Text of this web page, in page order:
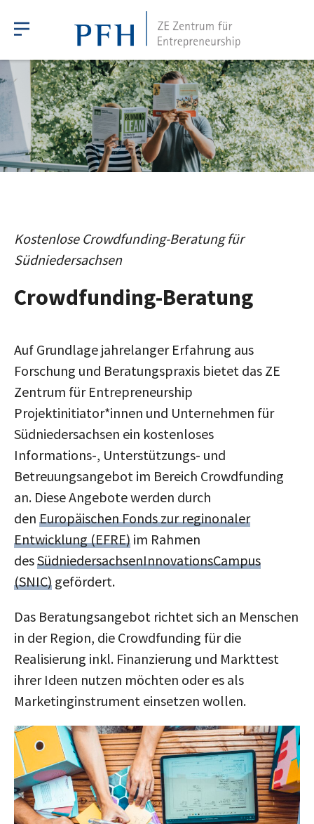
Kostenlose Crowdfunding-Beratung für
Südniedersachsen
Crowdfunding-Beratung
Auf Grundlage jahrelanger Erfahrung aus
Forschung und Beratungspraxis bietet das ZE
Zentrum für Entrepreneurship
Projektinitiator*innen und Unternehmen für
Südniedersachsen ein kostenloses
Informations-, Unterstützungs- und
Betreuungsangebot im Bereich Crowdfunding
an. Diese Angebote werden durch
den Europäischen Fonds zur reginonaler
Entwicklung (EFRE) im Rahmen
desSüdniedersachsenInnovationsCampus
(SNIC) gefördert.
Das Beratungsangebot richtet sich an Menschen
in der Region, die Crowdfunding für die
Realisierung inkl. Finanzierung und Markttest
ihrer Ideen nutzen möchten oder es als
Marketinginstrument einsetzen wollen.